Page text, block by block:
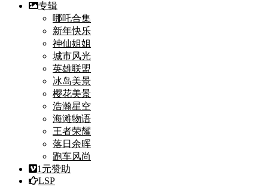
专辑
哪吒合集
新年快乐
神仙姐姐
城市风光
英雄联盟
冰岛美景
樱花美景
浩瀚星空
海滩物语
王者荣耀
落日余晖
跑车风尚
1元赞助
LSP